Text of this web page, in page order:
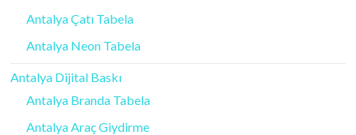
Antalya Çatı Tabela
Antalya Neon Tabela
Antalya Dijital Baskı
Antalya Branda Tabela
Antalya Araç Giydirme